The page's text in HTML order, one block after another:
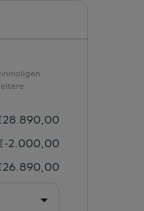
Sportback
Sprachdialogsystem
Spurverlassenswarnung
Start/Stopp-System
Staub- und Pollenfilter
28.890,00
-2.000,00
26.890,00